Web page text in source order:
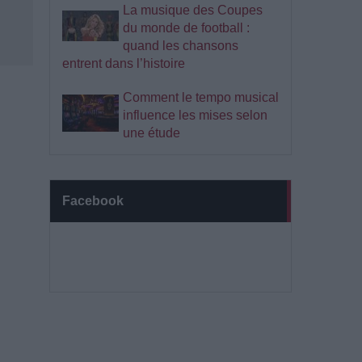
La musique des Coupes
du monde de football :
quand les chansons
entrent dans l’histoire
Comment le tempo musical
influence les mises selon
une étude
Facebook